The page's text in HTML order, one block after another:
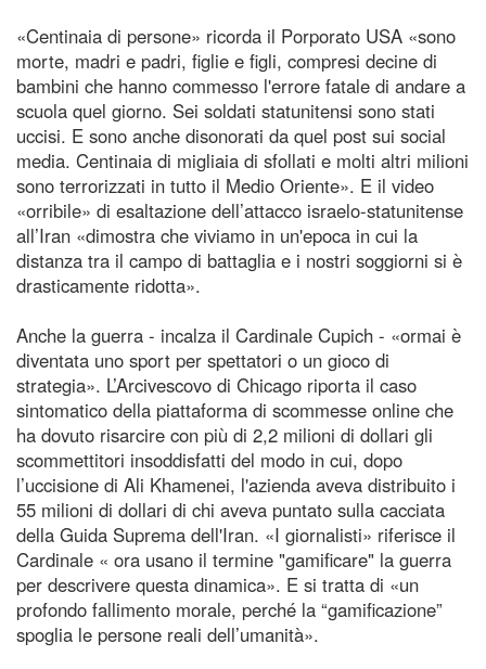
«Centinaia di persone» ricorda il Porporato USA «sono
morte, madri e padri, figlie e figli, compresi decine di
bambini che hanno commesso l'errore fatale di andare a
scuola quel giorno. Sei soldati statunitensi sono stati
uccisi. E sono anche disonorati da quel post sui social
media. Centinaia di migliaia di sfollati e molti altri milioni
sono terrorizzati in tutto il Medio Oriente». E il video
«orribile» di esaltazione dell’attacco israelo-statunitense
all’Iran «dimostra che viviamo in un'epoca in cui la
distanza tra il campo di battaglia e i nostri soggiorni si è
drasticamente ridotta».
Anche la guerra - incalza il Cardinale Cupich - «ormai è
diventata uno sport per spettatori o un gioco di
strategia». L’Arcivescovo di Chicago riporta il caso
sintomatico della piattaforma di scommesse online che
ha dovuto risarcire con più di 2,2 milioni di dollari gli
scommettitori insoddisfatti del modo in cui, dopo
l’uccisione di Ali Khamenei, l'azienda aveva distribuito i
55 milioni di dollari di chi aveva puntato sulla cacciata
della Guida Suprema dell'Iran. «I giornalisti» riferisce il
Cardinale « ora usano il termine "gamificare" la guerra
per descrivere questa dinamica». E si tratta di «un
profondo fallimento morale, perché la “gamificazione”
spoglia le persone reali dell’umanità».